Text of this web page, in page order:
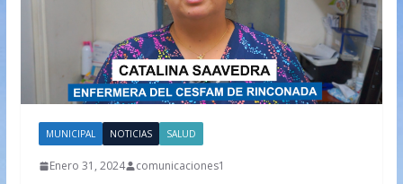
MUNICIPAL NOTICIAS SALUD
Enero 31, 2024 comunicaciones1